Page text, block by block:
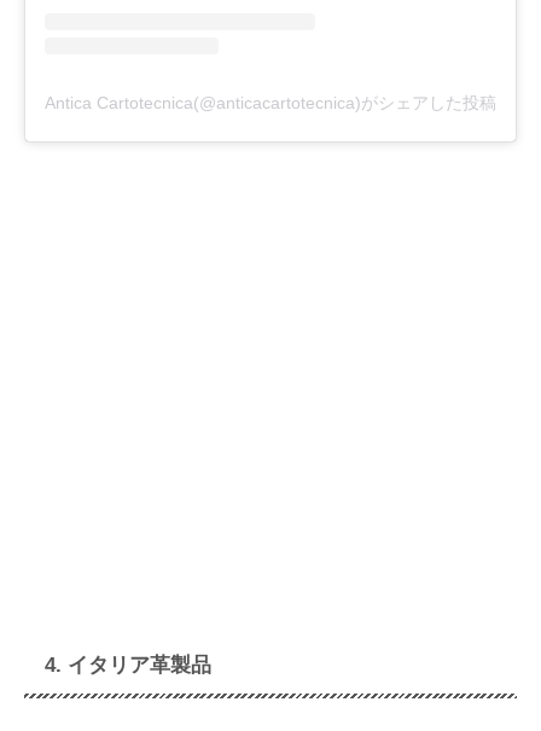
Antica Cartotecnica(@anticacartotecnica)がシェアした投稿
4. イタリア革製品